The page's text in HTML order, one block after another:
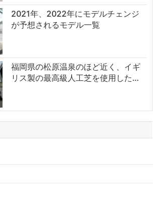
2021年、2022年にモデルチェンジ
が予想されるモデル一覧
福岡県の松原温泉のほど近く、イギ
リス製の最高級人工芝を使用した…